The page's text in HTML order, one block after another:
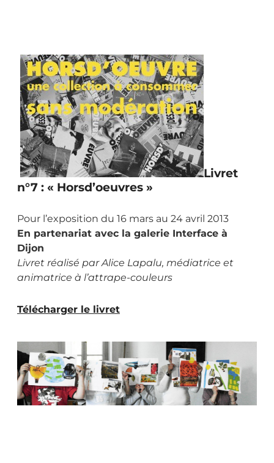
Livret
n°7 : « Horsd’oeuvres »
Pour l’exposition du 16 mars au 24 avril 2013
En partenariat avec la galerie Interface à
Dijon
Livret réalisé par Alice Lapalu, médiatrice et
animatrice à l’attrape-couleurs
Télécharger le livret